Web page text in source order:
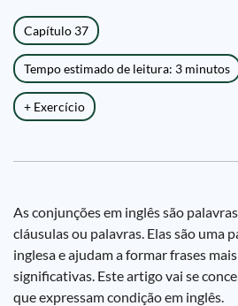
Capítulo 37
Tempo estimado de leitura: 3 minutos
+ Exercício
As conjunções em inglês são
cláusulas ou palavras. Elas são uma
inglesa e ajudam a formar frases
significativas. Este artigo vai se
que expressam condição em inglês.